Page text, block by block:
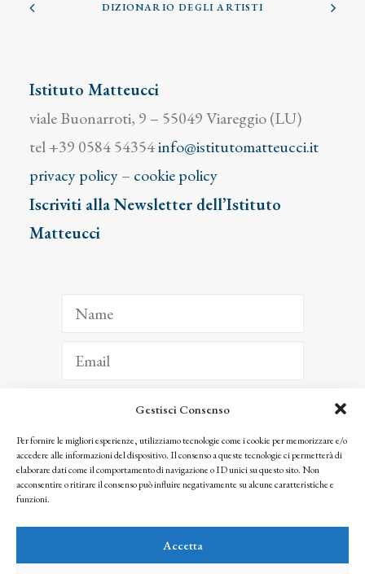
Gestisci Consenso
Per fornire le migliori esperienze, utilizziamo tecnologie come i cookie per memorizzare e/o
accedere alle informazioni del dispositivo. Il consenso a queste tecnologie ci permetterà di
elaborare dati come il comportamento di navigazione o ID unici su questo sito. Non
acconsentire o ritirare il consenso può influire negativamente su alcune caratteristiche e
funzioni.
Accetta
DIZIONARIO DEGLI ARTISTI
Istituto Matteucci
viale Buonarroti, 9 – 55049 Viareggio (LU)
tel +39 0584 54354info@istitutomatteucci.it
privacy policy– cookie policy
Iscriviti alla Newsletter dell’Istituto
Matteucci
ISCRIVITI
Facendo clic per iscriverti, riconosci che le tue informazioni saranno trattate
seguendo la nostra Privacy Policy
© 2025 Istituto Matteucci. All right reserved
l’autorizzazione scritta dei proprietari dei diritti e dell’Istituto Matteucci